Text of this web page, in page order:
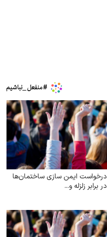
درخواست ایمن‌ سازی ساختمان‌ها
در برابر زلزله و...